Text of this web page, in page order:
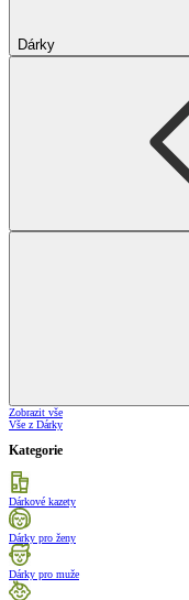
Dárky
Zobrazit vše
Vše z Dárky
Kategorie
Dárkové kazety
Dárky pro ženy
Dárky pro muže